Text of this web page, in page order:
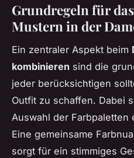
Grundregeln für
Mustern in der
Ein zentraler Aspekt beim
kombinieren sind die
jeder berücksichtigen
Outfit zu schaffen. Dabei
Auswahl der Farbpaletten
Eine gemeinsame
sorgt für ein stimmiges